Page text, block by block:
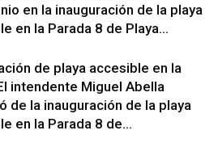
en la inauguración de la playa
en la Parada 8 de Playa...
de playa accesible en la
intendente Miguel Abella
de la inauguración de la playa
en la Parada 8 de...